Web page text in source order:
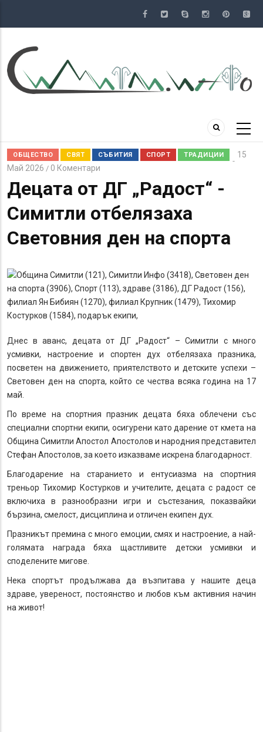
съдържание
ОБЩЕСТВО СВЯТ СЪБИТИЯ СПОРТ ТРАДИЦИИ
15
Май 2026 / 0 Коментари
Децата от ДГ „Радост“ -
Симитли отбелязаха
Световния ден на спорта
Днес в аванс, децата от ДГ „Радост“ – Симитли с много
усмивки, настроение и спортен дух отбелязаха празника,
посветен на движението, приятелството и детските успехи –
Световен ден на спорта, който се чества всяка година на 17
май.
По време на спортния празник децата бяха облечени със
специални спортни екипи, осигурени като дарение от кмета на
Община Симитли Апостол Апостолов и народния представител
Стефан Апостолов, за което изказваме искрена благодарност.
Благодарение на старанието и ентусиазма на спортния
треньор Тихомир Костурков и учителите, децата с радост се
включиха в разнообразни игри и състезания, показвайки
бързина, смелост, дисциплина и отличен екипен дух.
Празникът премина с много емоции, смях и настроение, а най-
голямата награда бяха щастливите детски усмивки и
споделените мигове.
Нека спортът продължава да възпитава у нашите деца
здраве, увереност, постоянство и любов към активния начин
на живот!